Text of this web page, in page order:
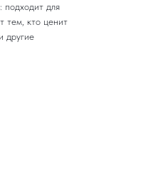
подходит для
тем, кто ценит
другие